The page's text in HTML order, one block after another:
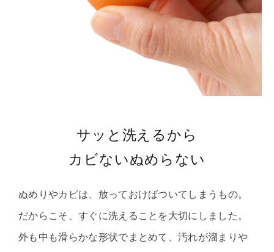
サッと洗えるから
カビないぬめらない
ぬめりやカビは、放っておけばついてしまうもの。
だからこそ、すぐに洗えることを大切にしました。
外も中も滑らかな形状でまとめて、汚れが溜まりや